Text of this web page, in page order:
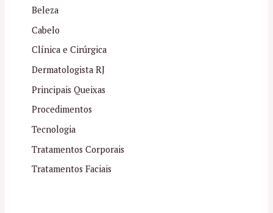
Beleza
Cabelo
Clínica e Cirúrgica
Dermatologista RJ
Principais Queixas
Procedimentos
Tecnologia
Tratamentos Corporais
Tratamentos Faciais